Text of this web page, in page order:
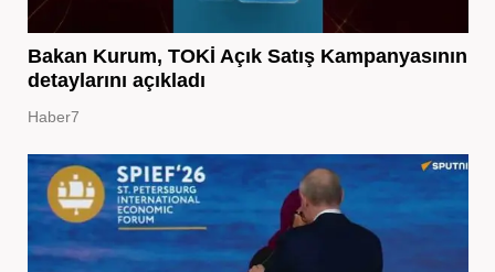
Bakan Kurum, TOKİ Açık Satış Kampanyasının
detaylarını açıkladı
Haber7